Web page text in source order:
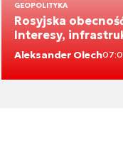
GEOPOLITYKA
Rosyjska
Interesy,
Aleksander Olech